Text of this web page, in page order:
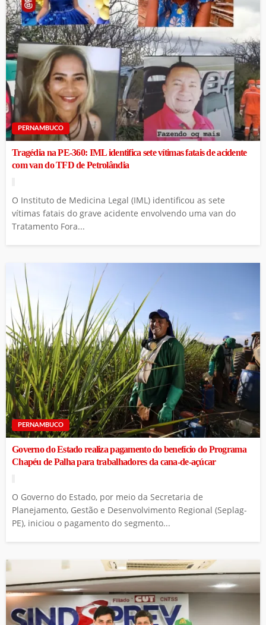
PERNAMBUCO
Tragédia na PE-360: IML identifica sete vítimas fatais de acidente
com van do TFD de Petrolândia
O Instituto de Medicina Legal (IML) identificou as sete
vítimas fatais do grave acidente envolvendo uma van do
Tratamento Fora...
PERNAMBUCO
Governo do Estado realiza pagamento do benefício do Programa
Chapéu de Palha para trabalhadores da cana-de-açúcar
O Governo do Estado, por meio da Secretaria de
Planejamento, Gestão e Desenvolvimento Regional (Seplag-
PE), iniciou o pagamento do segmento...